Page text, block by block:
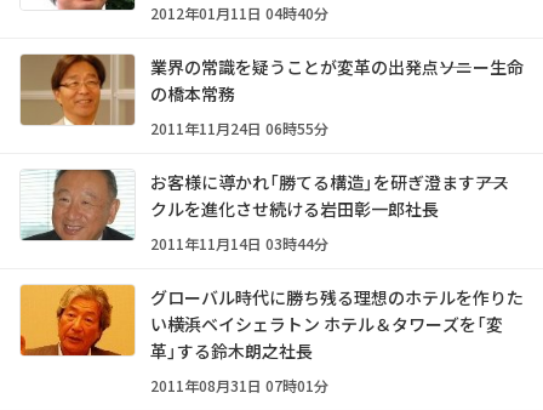
2012年01月11日 04時40分
業界の常識を疑うことが変革の出発点――ソニー生命
の橋本常務
2011年11月24日 06時55分
お客様に導かれ「勝てる構造」を研ぎ澄ます――アス
クルを進化させ続ける岩田彰一郎社長
2011年11月14日 03時44分
グローバル時代に勝ち残る理想のホテルを作りた
い――横浜ベイシェラトン ホテル＆タワーズを「変
革」する鈴木朗之社長
2011年08月31日 07時01分